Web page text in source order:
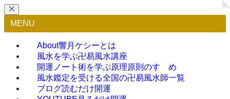
MENU
About響月ケシーとは
風水を学ぶ卍易風水講座
開運ノート術を学ぶ原理原則のすゝめ
風水鑑定を受ける全国の卍易風水師一覧
ブログ読むだけ開運